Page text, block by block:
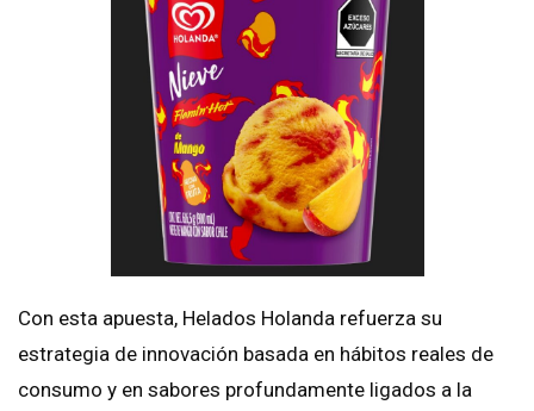
Con esta apuesta, Helados Holanda refuerza su
estrategia de innovación basada en hábitos reales de
consumo y en sabores profundamente ligados a la